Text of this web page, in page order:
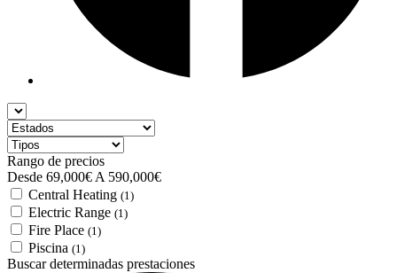
Rango de precios
Desde 69,000€ A 590,000€
Central Heating (1)
Electric Range (1)
Fire Place (1)
Piscina (1)
Buscar determinadas prestaciones